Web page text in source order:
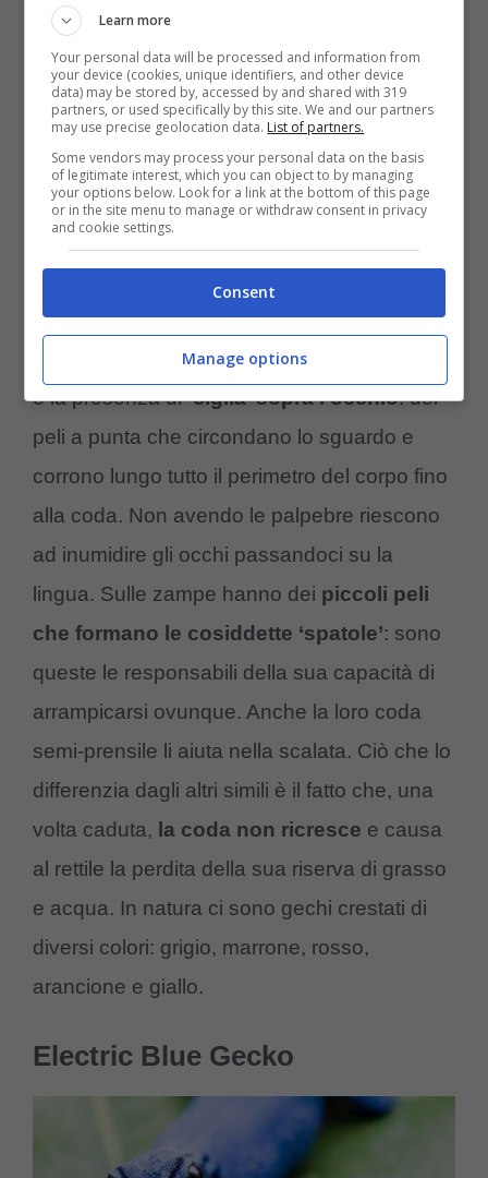
Esemplare di crested gecko
Originario della New Caledonian il Crested
ai suoi simili, fino a raggiungere i15 cm di
. La caratteristica di questo rettile
è la presenza di‘ciglia’ sopra l’occhio: dei
peli a punta che circondano lo sguardo e
corrono lungo tutto il perimetro del corpo fino
alla coda. Non avendo le palpebre riescono
ad inumidire gli occhi passandoci su la
lingua. Sulle zampe hanno dei piccoli peli
che formano le cosiddette ‘spatole’: sono
queste le responsabili della sua capacità di
arrampicarsi ovunque. Anche la loro coda
semi-prensile li aiuta nella scalata. Ciò che lo
differenzia dagli altri simili è il fatto che, una
volta caduta, la coda non ricresce e causa
al rettile la perdita della sua riserva di grasso
e acqua. In natura ci sono gechi crestati di
diversi colori: grigio, marrone, rosso,
arancione e giallo.
Electric Blue Gecko
Learn more
Your personal data will be processed and information from
your device (cookies, unique identifiers, and other device
data) may be stored by, accessed by and shared with 319
partners, or used specifically by this site. We and our partners
may use precise geolocation data. List of partners.
Some vendors may process your personal data on the basis
of legitimate interest, which you can object to by managing
your options below. Look for a link at the bottom of this page
or in the site menu to manage or withdraw consent in privacy
and cookie settings.
Consent
Manage options